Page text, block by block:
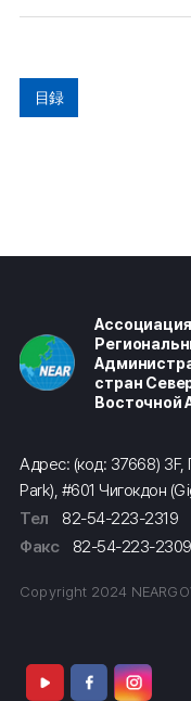
目録
Ассоциация
стран
Восточной
Адрес: (код: 37668) 3F,
Park), #601 Чигокдон
Тел
82-54-223-2319
Факс
82-54-223-2309
Copyright 2024